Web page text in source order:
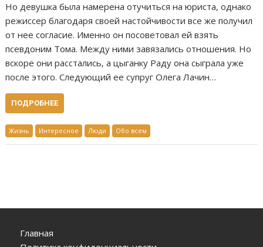
Но девушка была намерена отучиться на юриста, однако
режиссер благодаря своей настойчивости все же получил
от нее согласие. Именно он посоветовал ей взять
псевдоним Тома. Между ними завязались отношения. Но
вскоре они расстались, а цыганку Раду она сыграла уже
после этого. Следующий ее супруг Олега Лачин…
ПОДРОБНЕЕ
Жизнь Интересное Люди Обо всем
Главная